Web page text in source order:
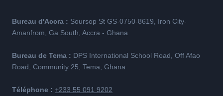
Bureau d'Accra : Soursop St GS-0750-8619, Iron City-
Amanfrom, Ga South, Accra - Ghana
Bureau de Tema : DPS International School Road, Off Afao
Road, Community 25, Tema, Ghana
Téléphone : +233 55 091 9202